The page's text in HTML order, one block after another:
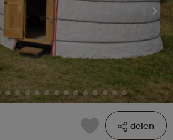
delen